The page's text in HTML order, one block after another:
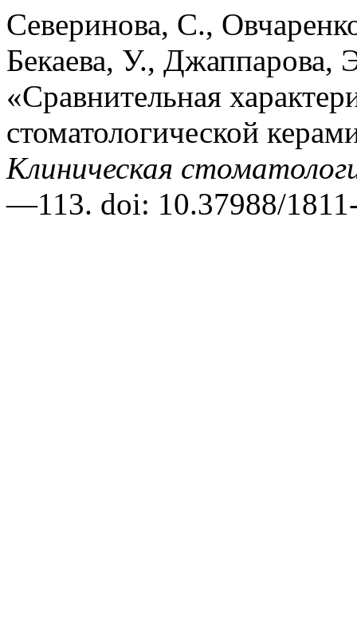
Северинова, С.,
Бекаева, У.,
«Сравнительная
стоматологической
Клиническая
—113. doi: 10.37988/